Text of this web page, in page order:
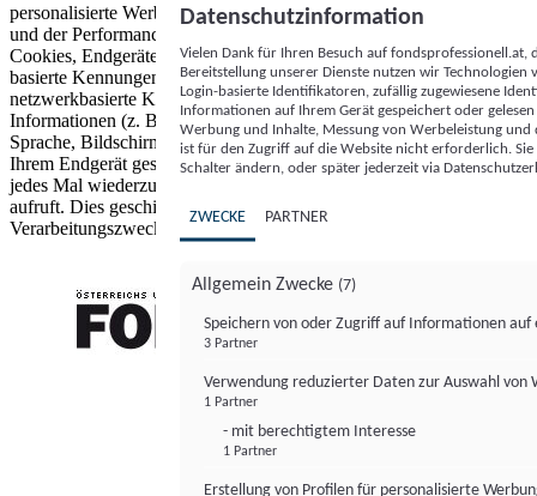
personalisierte Werbung und Inhalte, Messung von Werbeleistung
und der Performance von Inhalten sowie Zielgruppenforschung.
Cookies, Endgeräte- oder ähnliche Online-Kennungen (z. B. login-
basierte Kennungen, zufällig generierte Kennungen,
netzwerkbasierte Kennungen) können zusammen mit anderen
Informationen (z. B. Browsertyp und Browserinformationen,
Sprache, Bildschirmgröße, unterstützte Technologien usw.) auf
Ihrem Endgerät gespeichert oder von dort ausgelesen werden, um es
jedes Mal wiederzuerkennen, wenn es eine App oder einer Webseite
aufruft. Dies geschieht für einen oder mehrere der hier aufgeführten
Verarbeitungszwecke.
Datenschutzinformation
Vielen Dank für Ihren Besuch auf
Bereitstellung unserer Dienste nutzen wir Technologien
Login-basierte Identifikatoren, zufällig zugewiesene
Informationen auf Ihrem Gerät gespeichert oder
Werbung und Inhalte, Messung von Werbeleistung
ist für den Zugriff auf die Website nicht erforderlich.
Schalter ändern, oder später jederzeit via
ZWECKE PARTNER
Allgemein Zwecke (7)
Speichern von oder Zugriff auf Informationen auf
3 Partner
Verwendung reduzierter Daten zur Auswahl von
1 Partner
- mit berechtigtem Interesse
1 Partner
Erstellung von Profilen für personalisierte
FONDS professionell